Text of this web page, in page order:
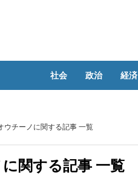
社会 政治 経済
ウチーノに関する記事 一覧
関する記事 一覧